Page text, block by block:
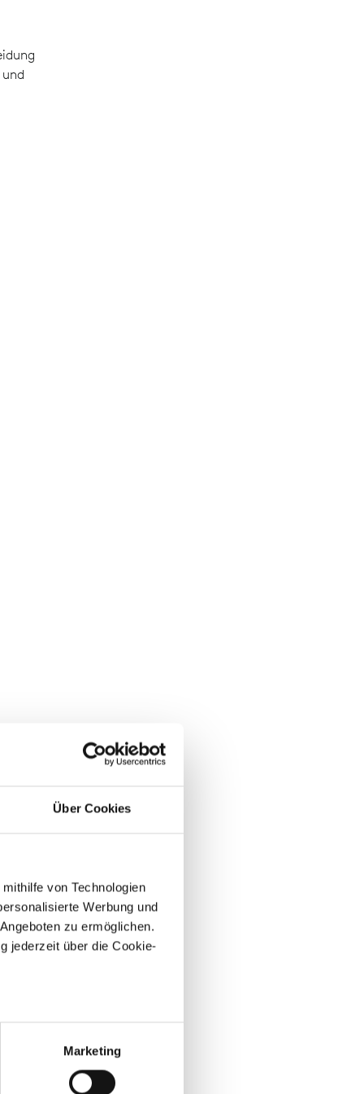
Über Cookies
von Technologien
Werbung und
zu ermöglichen.
jederzeit über die Cookie-
sein können
Präferenzen imAbschnitt
Marketing